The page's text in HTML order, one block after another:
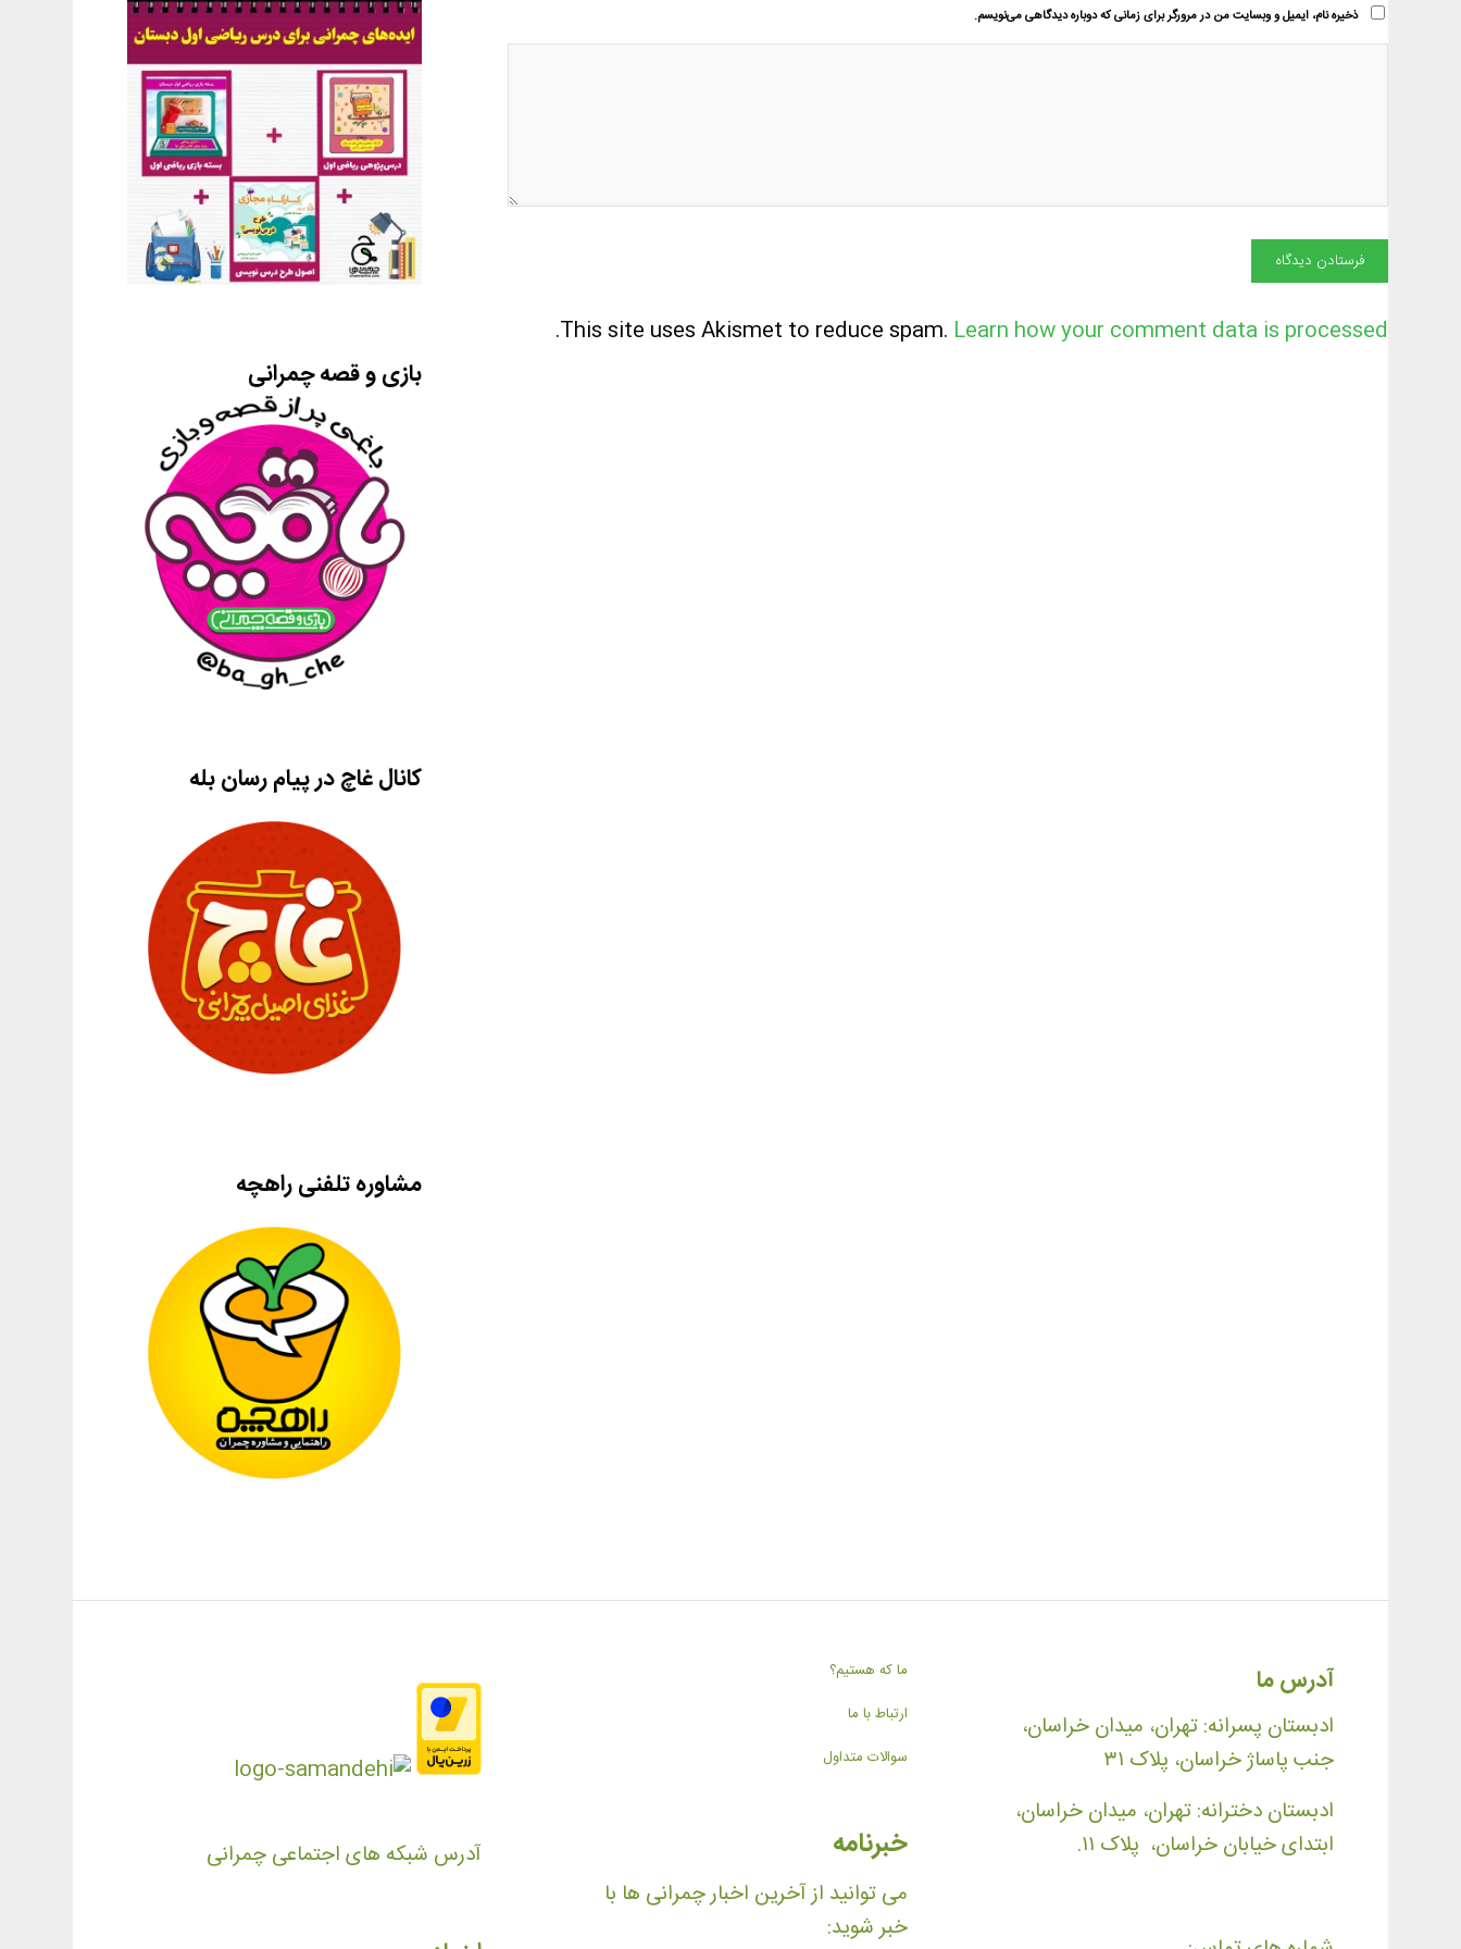
ذخیره نام، ایمیل و وبسایت من در مرورگر برای زمانی که دوباره دیدگاهی می‌نویسم.
This site uses Akismet to reduce spam. Learn how your comment data is processed
.
بازی و قصه چمرانی
کانال غاچ در پیام رسان بله
مشاوره تلفنی راهچه
آدرس ما
ادبستان پسرانه: تهران، میدان خراسان،
جنب پاساژ خراسان، پلاک ۳۱
ادبستان دخترانه: تهران، میدان خراسان،
ابتدای خیابان خراسان، پلاک ۱۱.
ما که هستیم؟
ارتباط با ما
سوالات متداول
خبرنامه
می توانید از آخرین اخبار چمرانی ها با
خبر شوید:
آدرس شبکه های اجتماعی چمرانی